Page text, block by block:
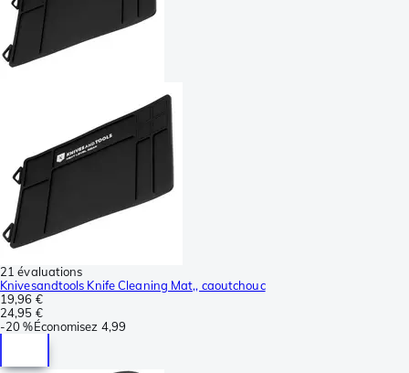
21 évaluations
Knivesandtools Knife Cleaning Mat,, caoutchouc
19,96 €
24,95 €
-20 %Économisez 4,99